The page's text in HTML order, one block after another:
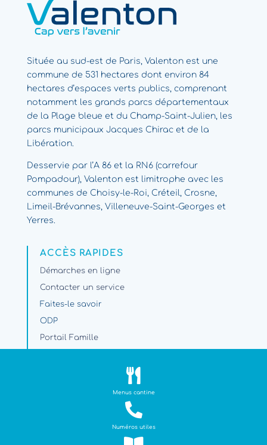
Située au sud-est de Paris, Valenton est une
commune de 531 hectares dont environ 84
hectares d’espaces verts publics, comprenant
notamment les grands parcs départementaux
de la Plage bleue et du Champ-Saint-Julien, les
parcs municipaux Jacques Chirac et de la
Libération.
Desservie par l’A 86 et la RN6 (carrefour
Pompadour), Valenton est limitrophe avec les
communes de Choisy-le-Roi, Créteil, Crosne,
Limeil-Brévannes, Villeneuve-Saint-Georges et
Yerres.
ACCÈS RAPIDES
Démarches en ligne
Contacter un service
Faites-le savoir
ODP
Portail Famille

Menus cantine

Numéros utiles